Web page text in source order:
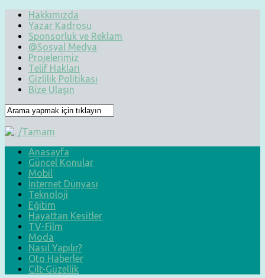
Hakkımızda
Yazar Kadrosu
Sponsorluk ve Reklam
@Sosyal Medya
Projelerimiz
Telif Hakları
Gizlilik Politikası
Bize Ulaşın
Anasayfa
Güncel Konular
Mobil
İnternet Dünyası
Teknoloji
Eğitim
Hayattan Kesitler
TV-Film
Moda
Nasıl Yapılır?
Oto Haberler
Cilt-Güzellik